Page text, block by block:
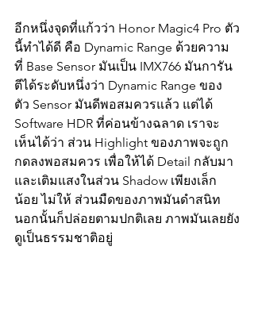
อีกหนึ่งจุดที่แก้วว่า Honor Magic4 Pro ตัว
นี้ทำได้ดี คือ Dynamic Range ด้วยความ
ที่ Base Sensor มันเป็น IMX766 มันการัน
ตีได้ระดับหนึ่งว่า Dynamic Range ของ
ตัว Sensor มันดีพอสมควรแล้ว แต่ได้
Software HDR ที่ค่อนข้างฉลาด เราจะ
เห็นได้ว่า ส่วน Highlight ของภาพจะถูก
กดลงพอสมควร เพื่อให้ได้ Detail กลับมา
และเติมแสงในส่วน Shadow เพียงเล็ก
น้อย ไม่ให้ ส่วนมืดของภาพมันดำสนิท
นอกนั้นก็ปล่อยตามปกติเลย ภาพมันเลยยัง
ดูเป็นธรรมชาติอยู่